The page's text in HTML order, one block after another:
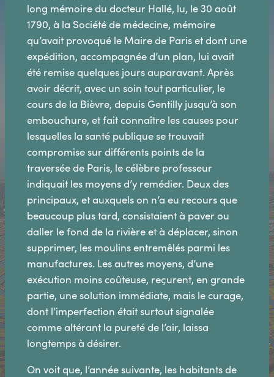
long mémoire du docteur Hallé, lu, le 30 août
1790, à la Société de médecine, mémoire
qu’avait provoqué le Maire de Paris et dont une
expédition, accompagnée d’un plan, lui avait
été remise quelques jours auparavant. Après
avoir décrit, avec un soin tout particulier, le
cours de la Bièvre, depuis Gentilly jusqu’à son
embouchure, et fait connaître les causes pour
lesquelles la santé publique se trouvait
compromise sur différents points de la
traversée de Paris, le célèbre professeur
indiquait les moyens d’y remédier. Deux des
principaux, et auxquels on n’a eu recours que
beaucoup plus tard, consistaient à paver ou
daller le fond de la rivière et à déplacer, sinon
supprimer, les moulins entremêlés parmi les
manufactures. Les autres moyens, d’une
exécution moins coûteuse, reçurent, en grande
partie, une solution immédiate, mais le curage,
dont l’imperfection était surtout signalée
comme altérant la pureté de l’air, laissa
longtemps à désirer.
On voit que, l’année suivante, les habitants de